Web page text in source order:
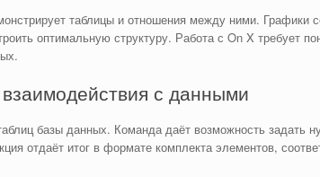
таблицы и отношения между ними. Графики
оптимальную структуру. Работа с On X требует
с данными
базы данных. Команда даёт возможность задать
отдаёт итог в формате комплекта элементов,